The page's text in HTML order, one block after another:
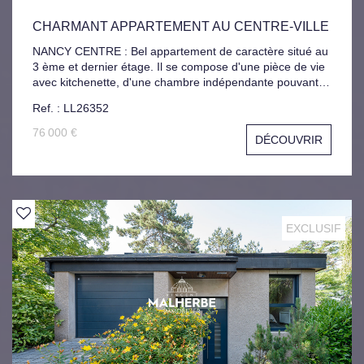
CHARMANT APPARTEMENT AU CENTRE-VILLE
NANCY CENTRE : Bel appartement de caractère situé au
3 ème et dernier étage. Il se compose d'une pièce de vie
avec kitchenette, d'une chambre indépendante pouvant
d'eau. À proximité immédiate des commerces et
transports, ce bien conviendra aussi bien à un
investisseur qu'à un primo-accédant. Libre de suite.
Logement à consommation énergétique excessive :
Classe F. La présente annonce immobilière a été rédigée
immatriculée au RSAC de NANCY sous le numéro
900325341.
Ref. : LL26352
76 000 €
DÉCOUVRIR
EXCLUSIF